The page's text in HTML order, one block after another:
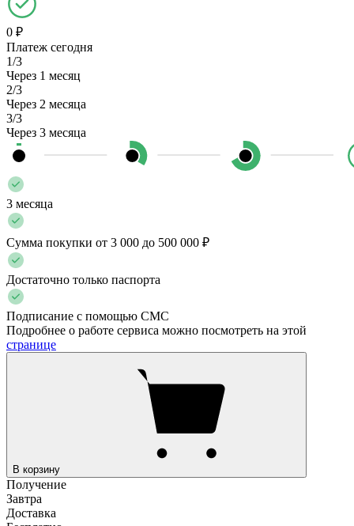
0 ₽
Платеж сегодня
1/3
Через 1 месяц
2/3
Через 2 месяца
3/3
Через 3 месяца
3 месяца
Сумма покупки от 3 000 до 500 000 ₽
Достаточно только паспорта
Подписание с помощью СМС
Подробнее о работе сервиса можно посмотреть на этой
странице
В корзину
Получение
Завтра
Доставка